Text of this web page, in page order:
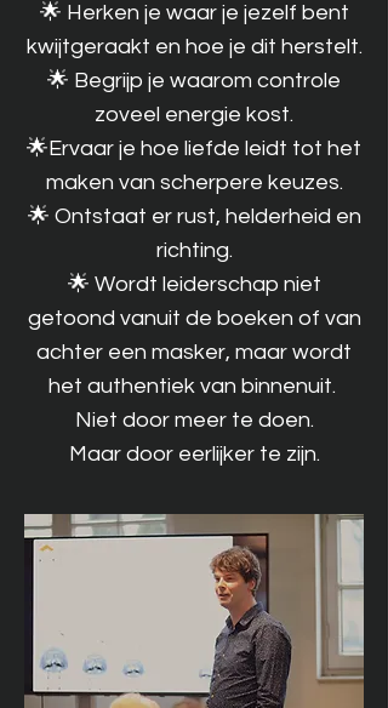
🌟 Herken je waar je jezelf bent
kwijtgeraakt en hoe je dit herstelt.
🌟 Begrijp je waarom controle
zoveel energie kost.
🌟Ervaar je hoe liefde leidt tot het
maken van scherpere keuzes.
🌟 Ontstaat er rust, helderheid en
richting.
🌟 Wordt leiderschap niet
getoond vanuit de boeken of van
achter een masker, maar wordt
het authentiek van binnenuit.
Niet door meer te doen.
Maar door eerlijker te zijn.